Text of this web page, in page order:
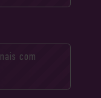
com